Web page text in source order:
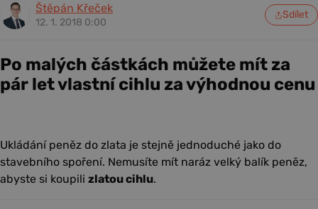
Štěpán Křeček
12. 1. 2018 0:00
Sdílet
Po malých částkách můžete mít za
pár let vlastní cihlu za výhodnou cenu
Ukládání peněz do zlata je stejně jednoduché jako do
stavebního spoření. Nemusíte mít naráz velký balík peněz,
abyste si koupili zlatou cihlu.